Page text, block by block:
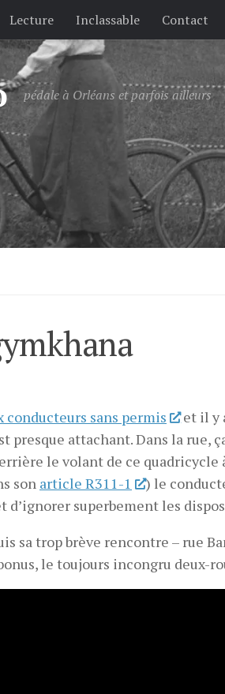
Lecture Inclassable Contact
pédale à Orléans et parfois ailleurs
conducteurs sans permis et il y
presque attachant. Dans la rue,
le volant de ce quadricycle
son article R311-1
) le
d’ignorer superbement les
sa trop brève rencontre – rue
le toujours incongru deux-